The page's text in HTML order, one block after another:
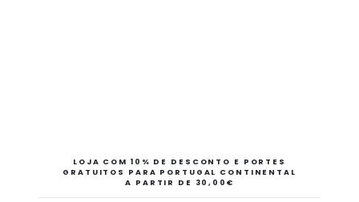
LOJA COM 10% DE DESCONTO E PORTES
GRATUITOS PARA PORTUGAL CONTINENTAL
A PARTIR DE 30,00€